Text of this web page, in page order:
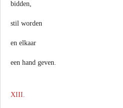
bidden,
stil worden
en elkaar
een hand geven.
XIII.